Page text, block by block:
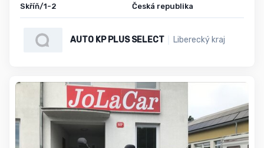
Skříň/1-2
Česká republika
AUTO KP PLUS SELECT Liberecký kraj